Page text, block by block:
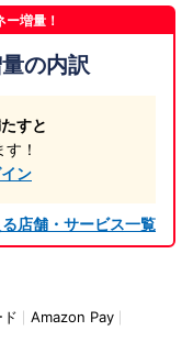
増量！
の内訳
すと
！
ン
店舗・サービス一覧
Amazon Pay